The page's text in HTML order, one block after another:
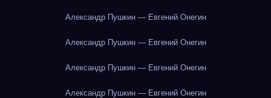
Александр Пушкин — Евгений Онегин
Александр Пушкин — Евгений Онегин
Александр Пушкин — Евгений Онегин
Александр Пушкин — Евгений Онегин